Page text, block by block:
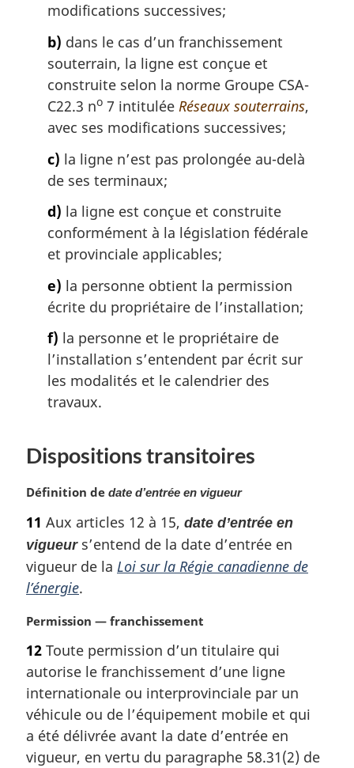
modifications successives;
b) dans le cas d’un franchissement
souterrain, la ligne est conçue et
construite selon la norme Groupe CSA-
C22.3 no 7 intitulée Réseaux souterrains,
avec ses modifications successives;
c) la ligne n’est pas prolongée au-delà
de ses terminaux;
d) la ligne est conçue et construite
conformément à la législation fédérale
et provinciale applicables;
e) la personne obtient la permission
écrite du propriétaire de l’installation;
f) la personne et le propriétaire de
l’installation s’entendent par écrit sur
les modalités et le calendrier des
travaux.
Dispositions transitoires
N
t
e
m
a
r
g
i
n
a
e
:
Définition de date d’entrée en vigueur
11 Aux articles 12 à 15, date d’entrée en
vigueurs’entend de la date d’entrée en
vigueur de la Loi sur la Régie canadienne de
l’énergie.
N
t
e
m
a
g
i
Permission — franchissement
12 Toute permission d’un titulaire qui
autorise le franchissement d’une ligne
internationale ou interprovinciale par un
véhicule ou de l’équipement mobile et qui
a été délivrée avant la date d’entrée en
vigueur, en vertu du paragraphe 58.31(2) de